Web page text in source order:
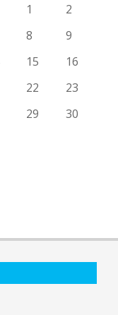
1
2
8
9
15
16
22
23
29
30